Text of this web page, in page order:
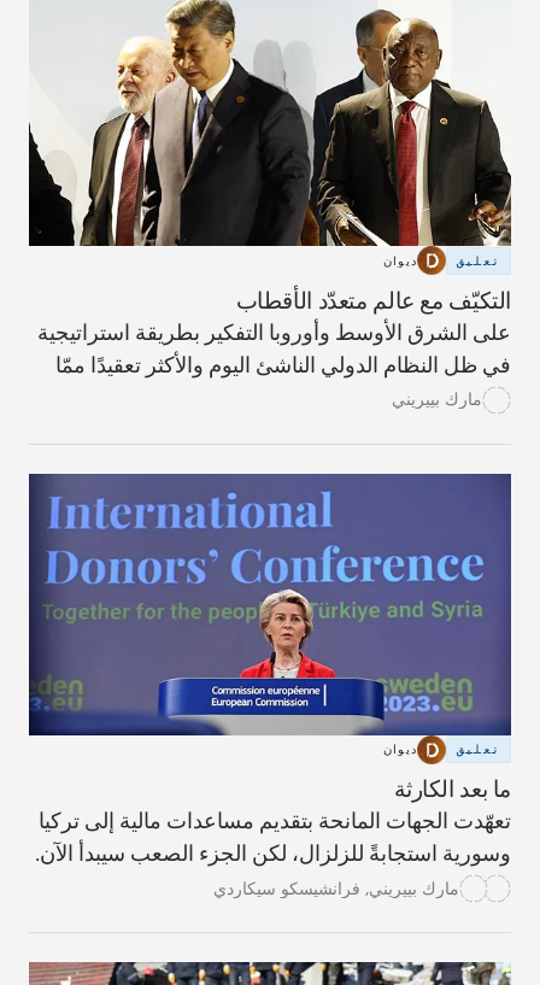
تعليق ديوان
التكيّف مع عالم متعدّد الأقطاب
على الشرق الأوسط وأوروبا التفكير بطريقة استراتيجية
في ظل النظام الدولي الناشئ اليوم والأكثر تعقيدًا ممّا
سبق.مارك بييريني
تعليق ديوان
ما بعد الكارثة
تعهّدت الجهات المانحة بتقديم مساعدات مالية إلى تركيا
وسورية استجابةً للزلزال، لكن الجزء الصعب سيبدأ الآن.
مارك بييريني, فرانشيسكو سيكاردي